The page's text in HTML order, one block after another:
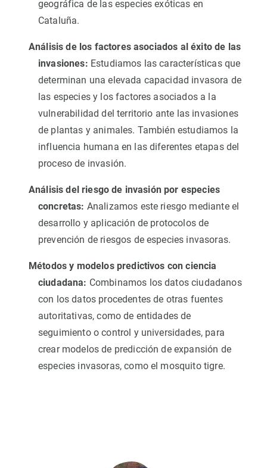
geográfica de las especies exóticas en
Cataluña.
Análisis de los factores asociados al éxito de las
invasiones: Estudiamos las características que
determinan una elevada capacidad invasora de
las especies y los factores asociados a la
vulnerabilidad del territorio ante las invasiones
de plantas y animales. También estudiamos la
influencia humana en las diferentes etapas del
proceso de invasión.
Análisis del riesgo de invasión por especies
concretas: Analizamos este riesgo mediante el
desarrollo y aplicación de protocolos de
prevención de riesgos de especies invasoras.
Métodos y modelos predictivos con ciencia
ciudadana: Combinamos los datos ciudadanos
con los datos procedentes de otras fuentes
autoritativas, como de entidades de
seguimiento o control y universidades, para
crear modelos de predicción de expansión de
especies invasoras, como el mosquito tigre.